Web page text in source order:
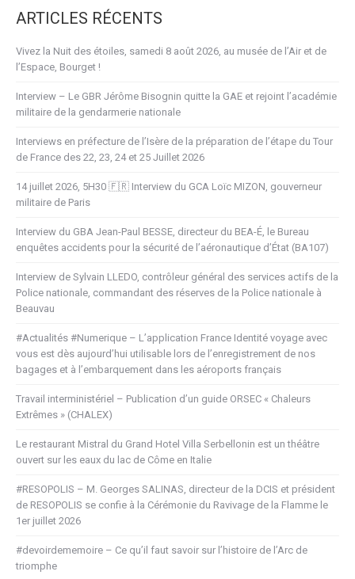
ARTICLES RÉCENTS
Vivez la Nuit des étoiles, samedi 8 août 2026, au musée de l’Air et de
l’Espace, Bourget !
Interview – Le GBR Jérôme Bisognin quitte la GAE et rejoint l’académie
militaire de la gendarmerie nationale
Interviews en préfecture de l’Isère de la préparation de l’étape du Tour
de France des 22, 23, 24 et 25 Juillet 2026
14 juillet 2026, 5H30 🇫🇷 Interview du GCA Loïc MIZON, gouverneur
militaire de Paris
Interview du GBA Jean-Paul BESSE, directeur du BEA-É, le Bureau
enquêtes accidents pour la sécurité de l’aéronautique d’État (BA107)
Interview de Sylvain LLEDO, contrôleur général des services actifs de la
Police nationale, commandant des réserves de la Police nationale à
Beauvau
#Actualités #Numerique – L’application France Identité voyage avec
vous est dès aujourd’hui utilisable lors de l’enregistrement de nos
bagages et à l’embarquement dans les aéroports français
Travail interministériel – Publication d’un guide ORSEC « Chaleurs
Extrêmes » (CHALEX)
Le restaurant Mistral du Grand Hotel Villa Serbellonin est un théâtre
ouvert sur les eaux du lac de Côme en Italie
#RESOPOLIS – M. Georges SALINAS, directeur de la DCIS et président
de RESOPOLIS se confie à la Cérémonie du Ravivage de la Flamme le
1er juillet 2026
#devoirdememoire – Ce qu’il faut savoir sur l’histoire de l’Arc de
triomphe